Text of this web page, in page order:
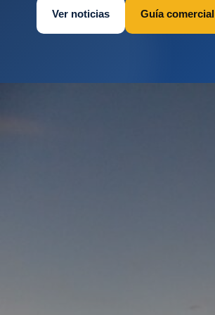
Ver noticias Guía comercial